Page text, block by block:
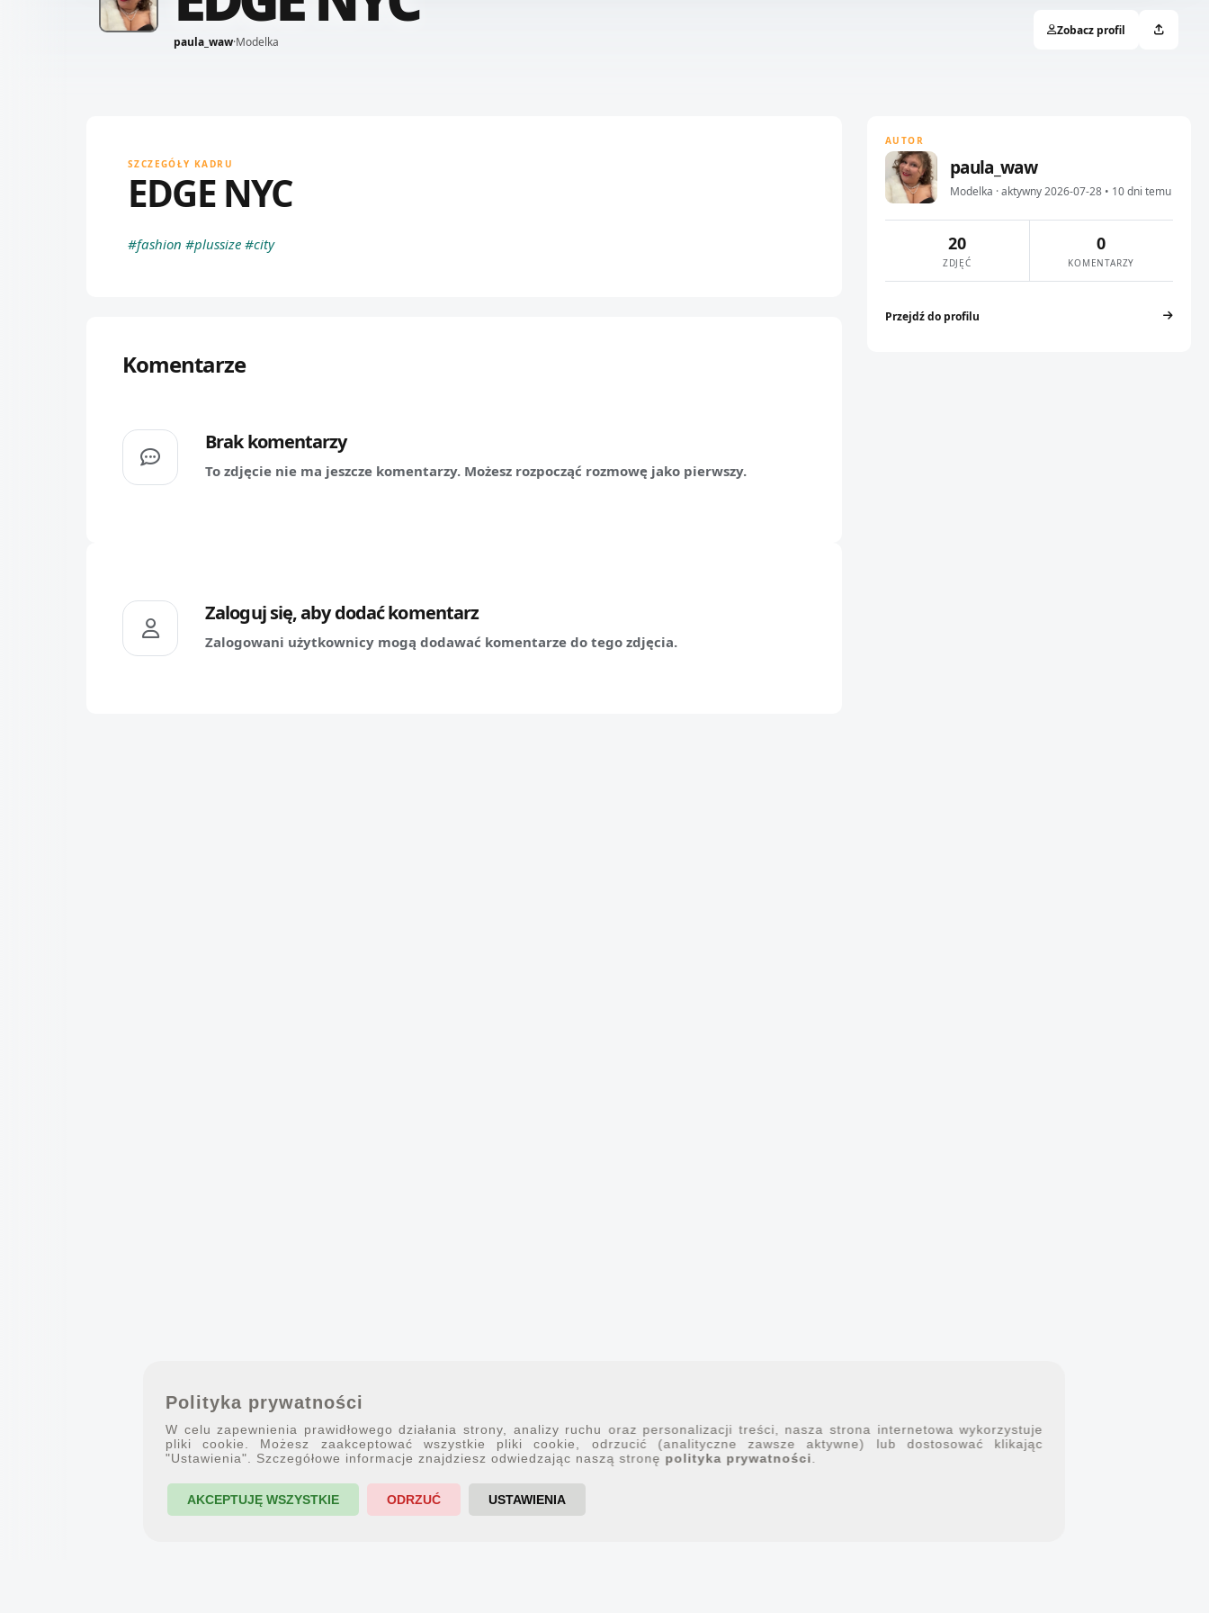
paula_waw·Modelka
Zobacz profil
SZCZEGÓŁY KADRU
EDGE NYC
#fashion #plussize #city
Komentarze
Brak komentarzy
To zdjęcie nie ma jeszcze komentarzy. Możesz rozpocząć rozmowę jako pierwszy.
Zaloguj się, aby dodać komentarz
Zalogowani użytkownicy mogą dodawać komentarze do tego zdjęcia.
AUTOR
paula_waw
Modelka · aktywny 2026-07-28 • 10 dni temu
20
ZDJĘĆ
0
KOMENTARZY
Przejdź do profilu
Polityka prywatności
W celu zapewnienia prawidłowego działania strony, analizy ruchu oraz personalizacji treści, nasza strona internetowa wykorzystuje
pliki cookie. Możesz zaakceptować wszystkie pliki cookie, odrzucić (analityczne zawsze aktywne) lub dostosować klikając
"Ustawienia". Szczegółowe informacje znajdziesz odwiedzając naszą stronę polityka prywatności
AKCEPTUJĘ WSZYSTKIE ODRZUĆ USTAWIENIA